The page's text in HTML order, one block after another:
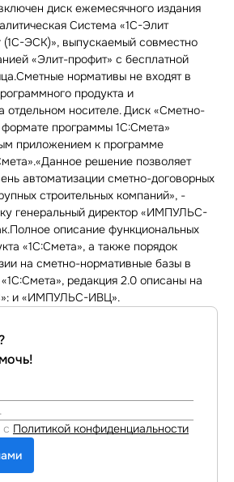
диск ежемесячного издания
Система «1С-Элит
(1С-ЭСК)», выпускаемый совместно
«Элит-профит» с бесплатной
нормативы не входят в
продукта и
отдельном носителе. Диск «Сметно-
программы 1С:Смета»
приложением к программе
решение позволяет
автоматизации сметно-договорных
строительных компаний», -
генеральный директор «ИМПУЛЬС-
описание функциональных
«1С:Смета», а также порядок
на сметно-нормативные базы в
редакция 2.0 описаны на
и «ИМПУЛЬС-ИВЦ».
с Политикой конфиденциальности